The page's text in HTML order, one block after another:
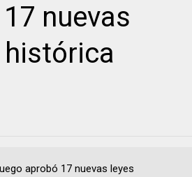
nuevas
histórica
aprobó 17 nuevas leyes